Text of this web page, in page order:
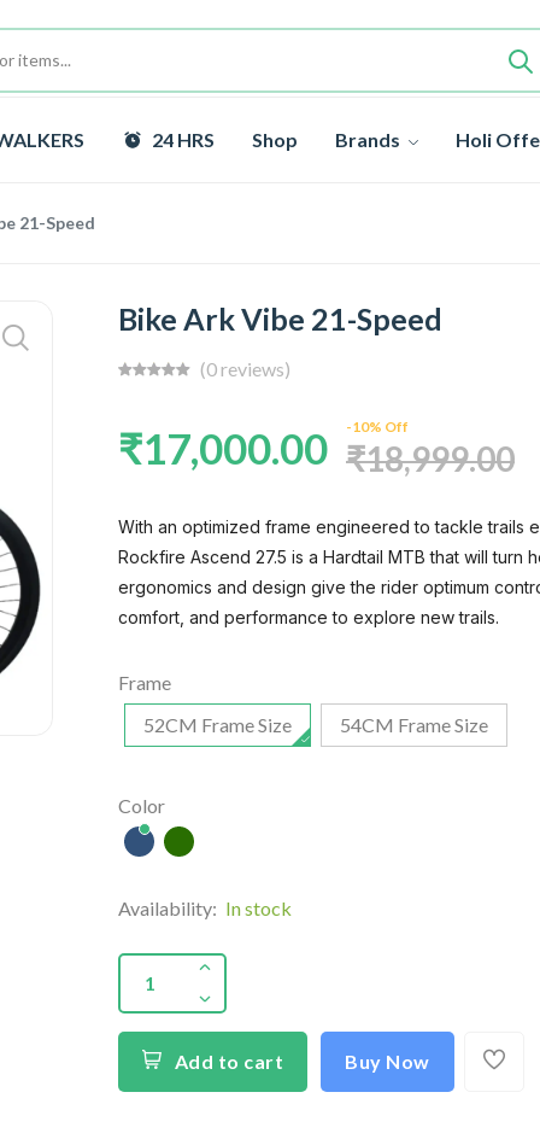
24 HRS Shop Brands Holi
21-Speed
Bike Ark Vibe 21-Speed
(0 reviews)
₹17,000.00 -10% Off
₹18,999.00
With an optimized frame engineered to tackle trails
Rockfire Ascend 27.5 is a Hardtail MTB that will turn
ergonomics and design give the rider optimum
comfort, and performance to explore new trails.
Frame
52CM Frame Size
54CM Frame Size
Color
Availability: In stock
Add to cart Buy Now